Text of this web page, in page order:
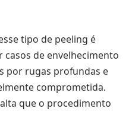
tipo de peeling é
de envelhecimento
por rugas profundas e
comprometida.
que o procedimento